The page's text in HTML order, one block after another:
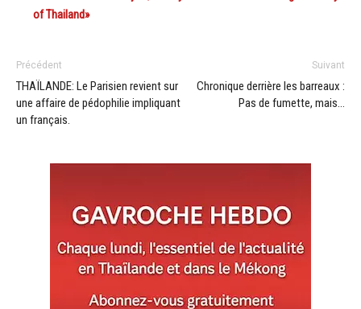
of Thailand»
Précédent
THAÏLANDE: Le Parisien revient sur
une affaire de pédophilie impliquant
un français.
Suivant
Chronique derrière les barreaux :
Pas de fumette, mais…